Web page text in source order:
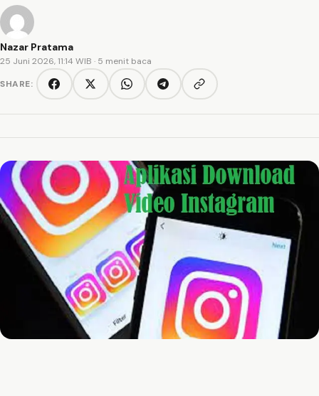
Nazar Pratama
25 Juni 2026, 11:14 WIB · 5 menit baca
SHARE:
FacebookTwitter/XWhatsAppTelegramCopy link